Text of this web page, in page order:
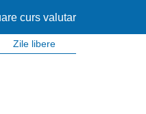
curs valutar
Zile libere